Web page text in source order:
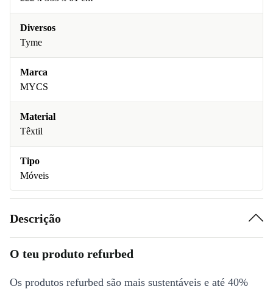
Diversos
Tyme
Marca
MYCS
Material
Têxtil
Tipo
Móveis
Descrição
O teu produto refurbed
Os produtos refurbed são mais sustentáveis e até 40%